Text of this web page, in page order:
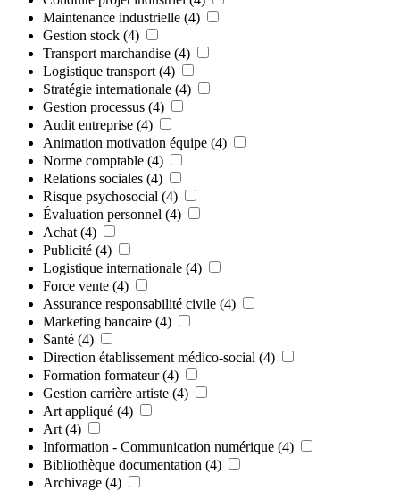
Maintenance industrielle (4)
Gestion stock (4)
Transport marchandise (4)
Logistique transport (4)
Stratégie internationale (4)
Gestion processus (4)
Audit entreprise (4)
Animation motivation équipe (4)
Norme comptable (4)
Relations sociales (4)
Risque psychosocial (4)
Évaluation personnel (4)
Achat (4)
Publicité (4)
Logistique internationale (4)
Force vente (4)
Assurance responsabilité civile (4)
Marketing bancaire (4)
Santé (4)
Direction établissement médico-social (4)
Formation formateur (4)
Gestion carrière artiste (4)
Art appliqué (4)
Art (4)
Information - Communication numérique (4)
Bibliothèque documentation (4)
Archivage (4)